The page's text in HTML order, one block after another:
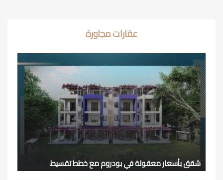
عقارات مجاورة
شقق بأسعار معقولة في بودروم مع خطط تقسيط